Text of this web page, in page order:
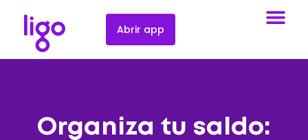
Abrir app
Organiza tu saldo: